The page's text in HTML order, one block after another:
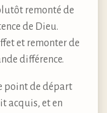
remonté de
de Dieu.
et remonter de
différence.
point de départ
acquis, et en